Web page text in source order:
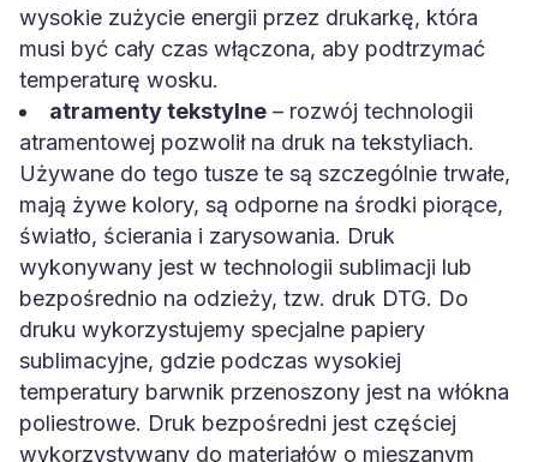
wysokie zużycie energii przez drukarkę, która
musi być cały czas włączona, aby podtrzymać
temperaturę wosku.
atramenty tekstylne – rozwój technologii
atramentowej pozwolił na druk na tekstyliach.
Używane do tego tusze te są szczególnie trwałe,
mają żywe kolory, są odporne na środki piorące,
światło, ścierania i zarysowania. Druk
wykonywany jest w technologii sublimacji lub
bezpośrednio na odzieży, tzw. druk DTG. Do
druku wykorzystujemy specjalne papiery
sublimacyjne, gdzie podczas wysokiej
temperatury barwnik przenoszony jest na włókna
poliestrowe. Druk bezpośredni jest częściej
wykorzystywany do materiałów o mieszanym